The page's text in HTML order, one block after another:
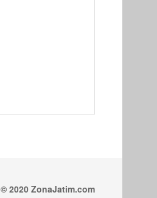
© 2020 ZonaJatim.com